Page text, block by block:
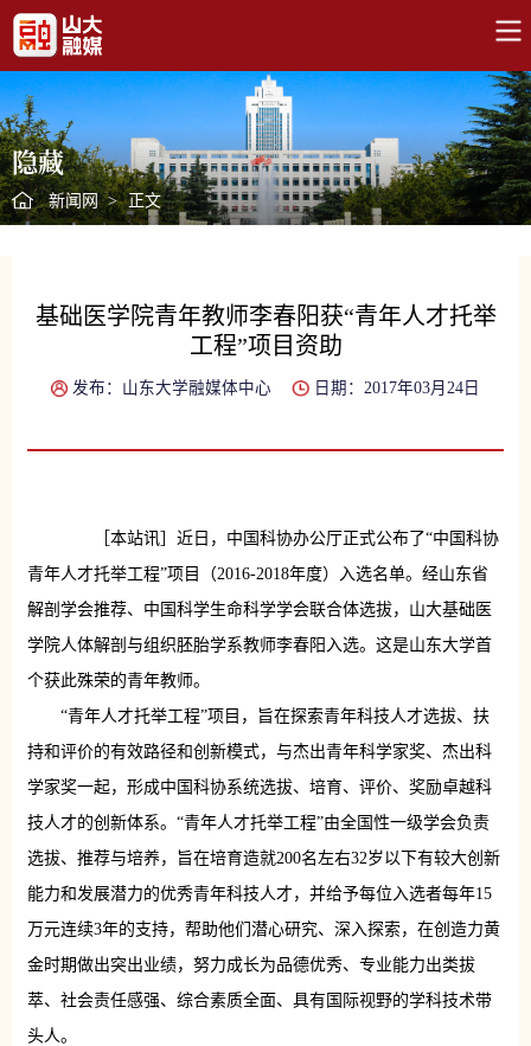
隐藏
新闻网 > 正文
基础医学院青年教师李春阳获“青年人才托举
工程”项目资助
发布：山东大学融媒体中心 日期：2017年03月24日
［本站讯］近日，中国科协办公厅正式公布了“中国科协
青年人才托举工程”项目（2016-2018年度）入选名单。经山东省
解剖学会推荐、中国科学生命科学学会联合体选拔，山大基础医
学院人体解剖与组织胚胎学系教师李春阳入选。这是山东大学首
个获此殊荣的青年教师。
“青年人才托举工程”项目，旨在探索青年科技人才选拔、扶
持和评价的有效路径和创新模式，与杰出青年科学家奖、杰出科
学家奖一起，形成中国科协系统选拔、培育、评价、奖励卓越科
技人才的创新体系。“青年人才托举工程”由全国性一级学会负责
选拔、推荐与培养，旨在培育造就200名左右32岁以下有较大创新
能力和发展潜力的优秀青年科技人才，并给予每位入选者每年15
万元连续3年的支持，帮助他们潜心研究、深入探索，在创造力黄
金时期做出突出业绩，努力成长为品德优秀、专业能力出类拔
萃、社会责任感强、综合素质全面、具有国际视野的学科技术带
头人。